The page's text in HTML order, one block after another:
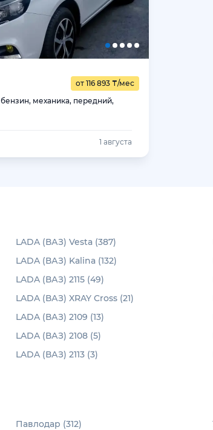
от 116 893 ₸/мес
механика, передний,
1 августа
LADA (ВАЗ) Vesta (387)
LADA (ВАЗ) Kalina (132)
LADA (ВАЗ) 2115 (49)
LADA (ВАЗ) XRAY Cross (21)
LADA (ВАЗ) 2109 (13)
LADA (ВАЗ) 2108 (5)
LADA (ВАЗ) 2113 (3)
Павлодар (312)